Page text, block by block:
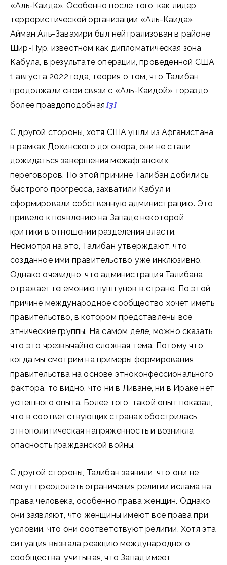
«Аль-Каида». Особенно после того, как лидер
террористической организации «Аль-Каида»
Айман Аль-Завахири был нейтрализован в районе
Шир-Пур, известном как дипломатическая зона
Кабула, в результате операции, проведенной США
1 августа 2022 года, теория о том, что Талибан
продолжали свои связи с «Аль-Каидой», гораздо
более правдоподобная.[3]
С другой стороны, хотя США ушли из Афганистана
в рамках Дохинского договора, они не стали
дожидаться завершения межафганских
переговоров. По этой причине Талибан добились
быстрого прогресса, захватили Кабул и
сформировали собственную администрацию. Это
привело к появлению на Западе некоторой
критики в отношении разделения власти.
Несмотря на это, Талибан утверждают, что
созданное ими правительство уже инклюзивно.
Однако очевидно, что администрация Талибана
отражает гегемонию пуштунов в стране. По этой
причине международное сообщество хочет иметь
правительство, в котором представлены все
этнические группы. На самом деле, можно сказать,
что это чрезвычайно сложная тема. Потому что,
когда мы смотрим на примеры формирования
правительства на основе этноконфессионального
фактора, то видно, что ни в Ливане, ни в Ираке нет
успешного опыта. Более того, такой опыт показал,
что в соответствующих странах обострилась
этнополитическая напряженность и возникла
опасность гражданской войны.
С другой стороны, Талибан заявили, что они не
могут преодолеть ограничения религии ислама на
права человека, особенно права женщин. Однако
они заявляют, что женщины имеют все права при
условии, что они соответствуют религии. Хотя эта
ситуация вызвала реакцию международного
сообщества, учитывая, что Запад имеет